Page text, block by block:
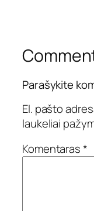
Parašykite
El. pašto
laukeliai
Komentaras*